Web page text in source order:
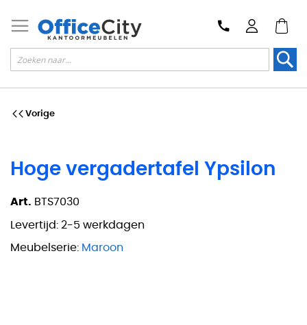
Hoge vergadertafel Ypsilon
Art. BTS7030
Levertijd: 2-5 werkdagen
Meubelserie: Maroon
Vorige